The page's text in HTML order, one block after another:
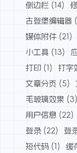
侧边栏 (14)
古登堡编辑器
媒体附件 (21)
小工具 (13)
打印 (1) 打字
文章分页 (5)
毛玻璃效果 (3)
用户信息 (22)
登录 (22) 登
短代码 (1) 缓